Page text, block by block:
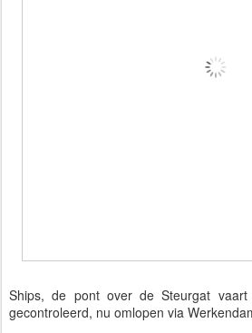
Ships, de pont over de Steurgat
gecontroleerd, nu omlopen via